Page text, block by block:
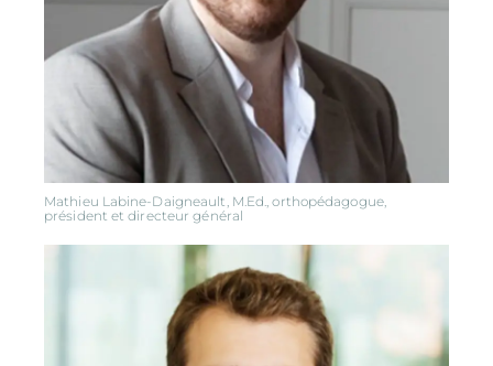
Mathieu Labine-Daigneault, M.Ed., orthopédagogue,
président et directeur général